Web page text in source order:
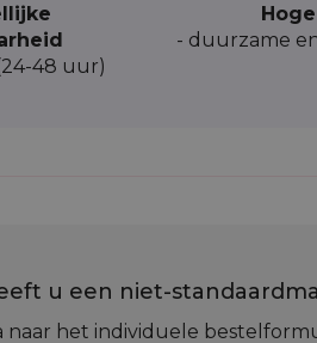
48 uur)
- duurzame
u een niet-
naar het individuele